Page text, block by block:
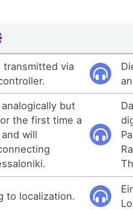
transmitted via
but
the first time a
will
to localization.